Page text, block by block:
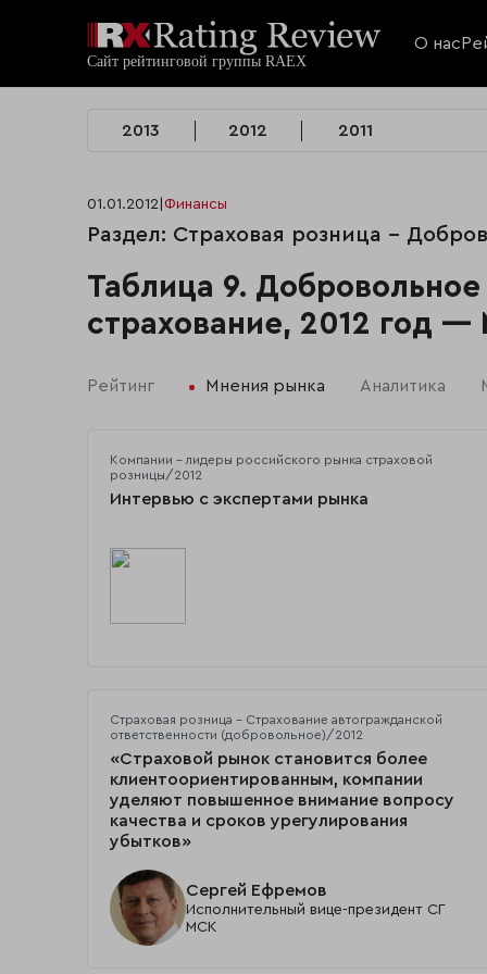
О нас
2013 2012 2011
01.01.2012 Финансы
Раздел: Страховая розница -
Таблица 9.
страхование, 2012 год —
Рейтинг Мнения рынка Аналитика
Компании - лидеры российского рынка страховой
розницы/2012
Интервью с экспертами рынка
Страховая розница - Страхование автогражданской
ответственности (добровольное)/2012
«Страховой рынок становится более
клиентоориентированным, компании
уделяют повышенное внимание вопросу
качества и сроков урегулирования
убытков»
Сергей Ефремов
Исполнительный вице-президент СГ
МСК